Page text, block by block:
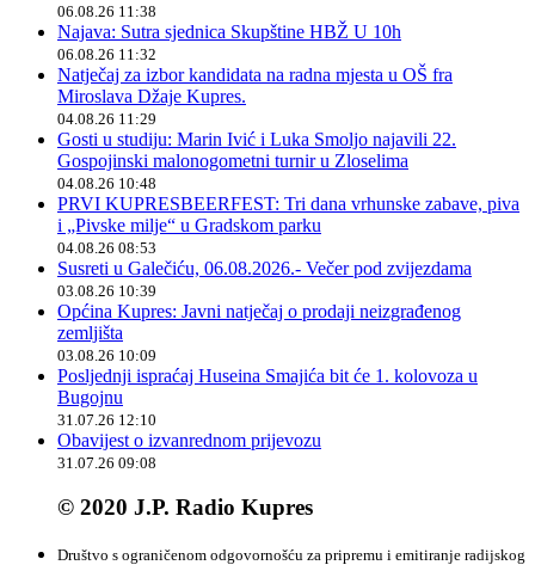
06.08.26 11:38
Najava: Sutra sjednica Skupštine HBŽ U 10h
06.08.26 11:32
Natječaj za izbor kandidata na radna mjesta u OŠ fra
Miroslava Džaje Kupres.
04.08.26 11:29
Gosti u studiju: Marin Ivić i Luka Smoljo najavili 22.
Gospojinski malonogometni turnir u Zloselima
04.08.26 10:48
PRVI KUPRESBEERFEST: Tri dana vrhunske zabave, piva
i „Pivske milje“ u Gradskom parku
04.08.26 08:53
Susreti u Galečiću, 06.08.2026.- Večer pod zvijezdama
03.08.26 10:39
Općina Kupres: Javni natječaj o prodaji neizgrađenog
zemljišta
03.08.26 10:09
Posljednji ispraćaj Huseina Smajića bit će 1. kolovoza u
Bugojnu
31.07.26 12:10
Obavijest o izvanrednom prijevozu
31.07.26 09:08
© 2020 J.P. Radio Kupres
Društvo s ograničenom odgovornošću za pripremu i emitiranje radijskog